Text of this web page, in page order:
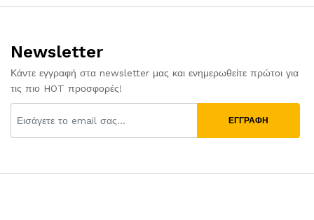
Newsletter
Κάντε εγγραφή στα newsletter μας και ενημερωθείτε πρώτοι για
τις πιο HOT προσφορές!
ΕΓΓΡΑΦΗ